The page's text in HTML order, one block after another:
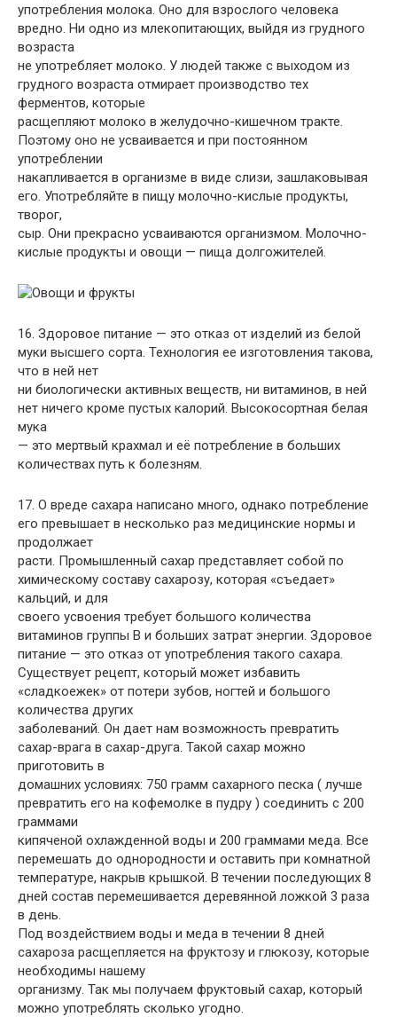
употребления молока. Оно для взрослого человека
вредно. Ни одно из млекопитающих, выйдя из грудного
возраста
не употребляет молоко. У людей также с выходом из
грудного возраста отмирает производство тех
ферментов, которые
расщепляют молоко в желудочно-кишечном тракте.
Поэтому оно не усваивается и при постоянном
употреблении
накапливается в организме в виде слизи, зашлаковывая
его. Употребляйте в пищу молочно-кислые продукты,
творог,
сыр. Они прекрасно усваиваются организмом. Молочно-
кислые продукты и овощи — пища долгожителей.
16. Здоровое питание — это отказ от изделий из белой
муки высшего сорта. Технология ее изготовления такова,
что в ней нет
ни биологически активных веществ, ни витаминов, в ней
нет ничего кроме пустых калорий. Высокосортная белая
мука
— это мертвый крахмал и её потребление в больших
количествах путь к болезням.
17. О вреде сахара написано много, однако потребление
его превышает в несколько раз медицинские нормы и
продолжает
расти. Промышленный сахар представляет собой по
химическому составу сахарозу, которая «съедает»
кальций, и для
своего усвоения требует большого количества
витаминов группы В и больших затрат энергии. Здоровое
питание — это отказ от употребления такого сахара.
Существует рецепт, который может избавить
«сладкоежек» от потери зубов, ногтей и большого
количества других
заболеваний. Он дает нам возможность превратить
сахар-врага в сахар-друга. Такой сахар можно
приготовить в
домашних условиях: 750 грамм сахарного песка ( лучше
превратить его на кофемолке в пудру ) соединить с 200
граммами
кипяченой охлажденной воды и 200 граммами меда. Все
перемешать до однородности и оставить при комнатной
температуре, накрыв крышкой. В течении последующих 8
дней состав перемешивается деревянной ложкой 3 раза
в день.
Под воздействием воды и меда в течении 8 дней
сахароза расщепляется на фруктозу и глюкозу, которые
необходимы нашему
организму. Так мы получаем фруктовый сахар, который
можно употреблять сколько угодно.